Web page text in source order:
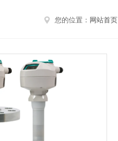
您的位置： 网站首页